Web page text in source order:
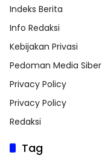
Indeks Berita
Info Redaksi
Kebijakan Privasi
Pedoman Media Siber
Privacy Policy
Privacy Policy
Redaksi
Tag